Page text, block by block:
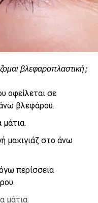
βλεφαροπλαστική;
οφείλεται σε
βλεφάρου.
μακιγιάζ στο άνω
περίσσεια
μάτια.